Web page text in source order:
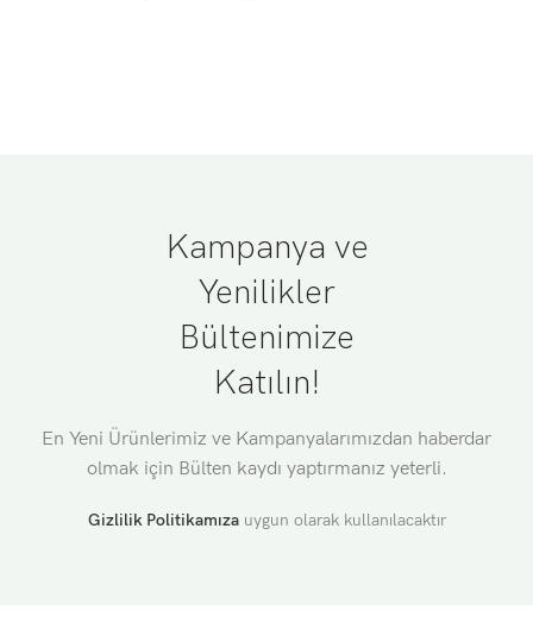
Kampanya ve
Yenilikler
Bültenimize
Katılın!
En Yeni Ürünlerimiz ve Kampanyalarımızdan haberdar
olmak için Bülten kaydı yaptırmanız yeterli.
Gizlilik Politikamızauygun olarak kullanılacaktır